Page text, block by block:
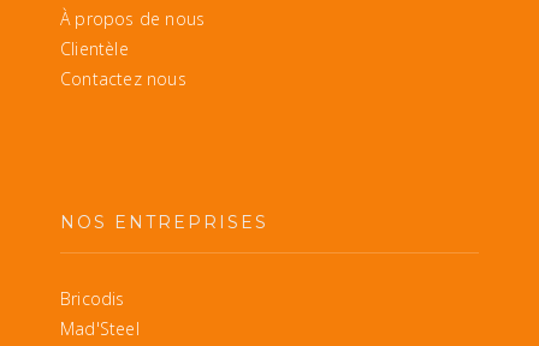
À propos de nous
Clientèle
Contactez nous
NOS ENTREPRISES
Bricodis
Mad'Steel